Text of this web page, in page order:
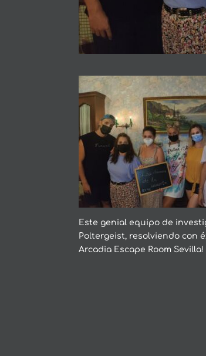
Este genial equipo de
Poltergeist, resolviendo con
Arcadia Escape Room Sevilla!